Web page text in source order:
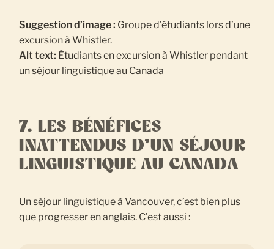
Suggestion d’image : Groupe d’étudiants lors d’une
excursion à Whistler.
Alt text: Étudiants en excursion à Whistler pendant
un séjour linguistique au Canada
7. LES BÉNÉFICES
INATTENDUS D’UN SÉJOUR
LINGUISTIQUE AU CANADA
Un séjour linguistique à Vancouver, c’est bien plus
que progresser en anglais. C’est aussi :